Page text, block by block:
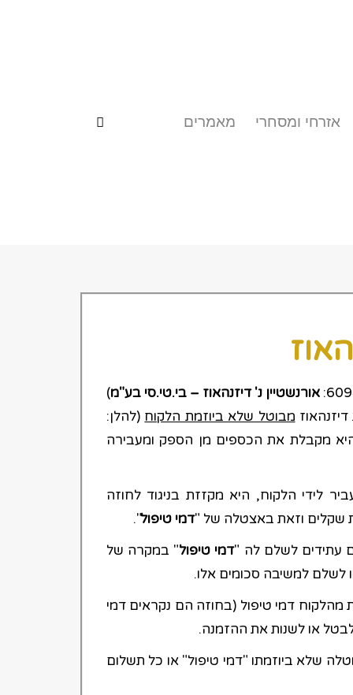
אזרחי ומסחרי מאמרים
אורנשטיין נ' דיזנהאוז – בי.טי.סי בע"מ)
מבוטל שלא ביוזמת הלקוח (להלן:
מקבלת את הכספים מן הספק ומעבירה
לידי הלקוח, היא מקזזת בניגוד לחוזה
שקלים וזאת באצטלה של "דמי טיפול".
עתידים לשלם לה "דמי טיפול" במקרה של
לשלם למשיבה סכומים אלו.
מהלקוח דמי טיפול (בחוזה הם נקראים דמי
או לשנות את ההזמנה.
שלא ביוזמתו "דמי טיפול" או כל תשלום